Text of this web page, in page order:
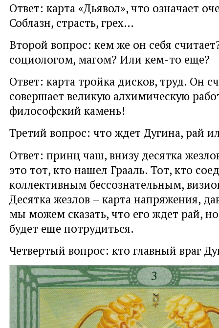
Ответ: карта «Дьявол», что означает
Соблазн, страсть, грех…
Второй вопрос: кем же он себя
социологом, магом? Или кем-то еще?
Ответ: карта тройка дисков, труд. Он
совершает великую алхимическую
философский камень!
Третий вопрос: что ждет Дугина, рай
Ответ: принц чаш, внизу десятка
это тот, кто нашел Грааль. Тот, кто
коллективным бессознательным,
Десятка жезлов – карта напряжения,
мы можем сказать, что его ждет рай,
будет еще потрудиться.
Четвертый вопрос: кто главный враг